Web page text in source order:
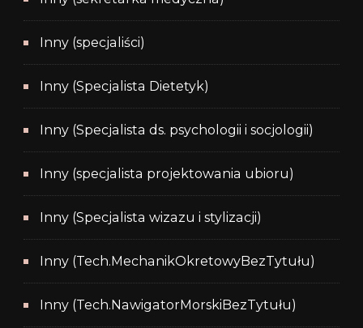
Inny (specjaliści)
Inny (Specjalista Dietetyk)
Inny (Specjalista ds. psychologii i socjologii)
Inny (specjalista projektowania ubioru)
Inny (Specjalista wizazu i stylizacji)
Inny (Tech.MechanikOkretowyBezTytułu)
Inny (Tech.NawigatorMorskiBezTytułu)